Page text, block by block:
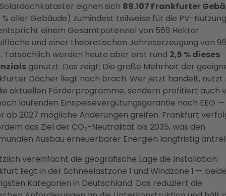
eignen sich 89.107 Frankfurter
% aller Gebäude) zumindest teilweise für die PV-
einem Gesamtpotenzial von 569 Hektar
und einer theoretischen Jahreserzeugung von
Tatsächlich werden heute aber erst rund 2,5 % dieses
genutzt. Das zeigt: Die große Mehrheit der
Dächer liegt noch brach. Wer jetzt handelt, nutzt
aktuellen Förderprogramme, sondern profitiert auch
laufenden Einspeisevergütungsgarantie nach EEG —
ab 2027 mögliche Änderungen greifen. Frankfurt
das Ziel der CO₂-Neutralität bis 2035, was den
Ausbau erneuerbarer Energien langfristig
vereinfacht die geografische Lage die Installation:
liegt in der Schneelastzone 1 und Windzone 1 —
Kategorien in Deutschland. Das reduziert die